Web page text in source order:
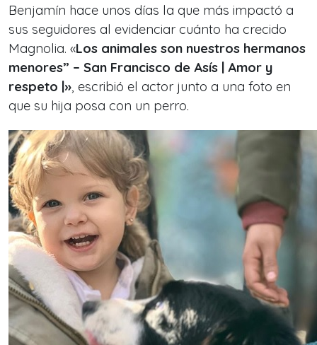
Benjamín hace unos días la que más impactó a
sus seguidores al evidenciar cuánto ha crecido
Magnolia. «Los animales son nuestros hermanos
menores” – San Francisco de Asís | Amor y
respeto |», escribió el actor junto a una foto en
que su hija posa con un perro.